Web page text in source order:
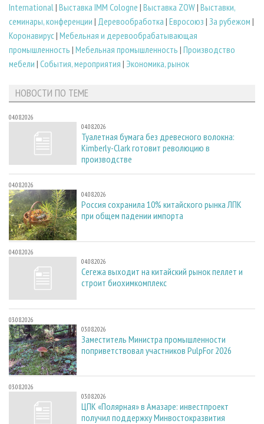
International | Выставка IMM Cologne | Выставка ZOW| Выставки,
семинары, конференции | Деревообработка | Евросоюз | За рубежом |
Коронавирус| Мебельная и деревообрабатывающая
промышленность | Мебельная промышленность | Производство
мебели | События, мероприятия | Экономика, рынок
НОВОСТИ ПО ТЕМЕ
04.08.2026
04.08.2026
Туалетная бумага без древесного волокна:
Kimberly-Clark готовит революцию в
производстве
04.08.2026
04.08.2026
Россия сохранила 10% китайского рынка ЛПК
при общем падении импорта
04.08.2026
04.08.2026
Сегежа выходит на китайский рынок пеллет и
строит биохимкомплекс
03.08.2026
03.08.2026
Заместитель Министра промышленности
поприветствовал участников PulpFor 2026
03.08.2026
03.08.2026
ЦПК «Полярная» в Амазаре: инвестпроект
получил поддержку Минвостокразвития